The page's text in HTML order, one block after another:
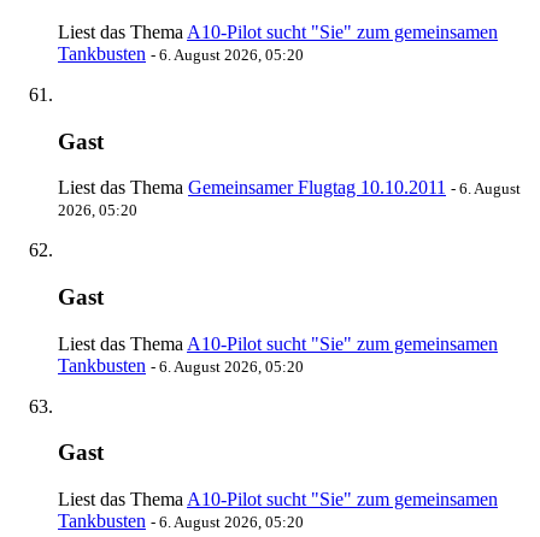
Liest das Thema A10-Pilot sucht "Sie" zum gemeinsamen
Tankbusten - 6. August 2026, 05:20
Gast
Liest das Thema Gemeinsamer Flugtag 10.10.2011 - 6. August
2026, 05:20
Gast
Liest das Thema A10-Pilot sucht "Sie" zum gemeinsamen
Tankbusten - 6. August 2026, 05:20
Gast
Liest das Thema A10-Pilot sucht "Sie" zum gemeinsamen
Tankbusten - 6. August 2026, 05:20